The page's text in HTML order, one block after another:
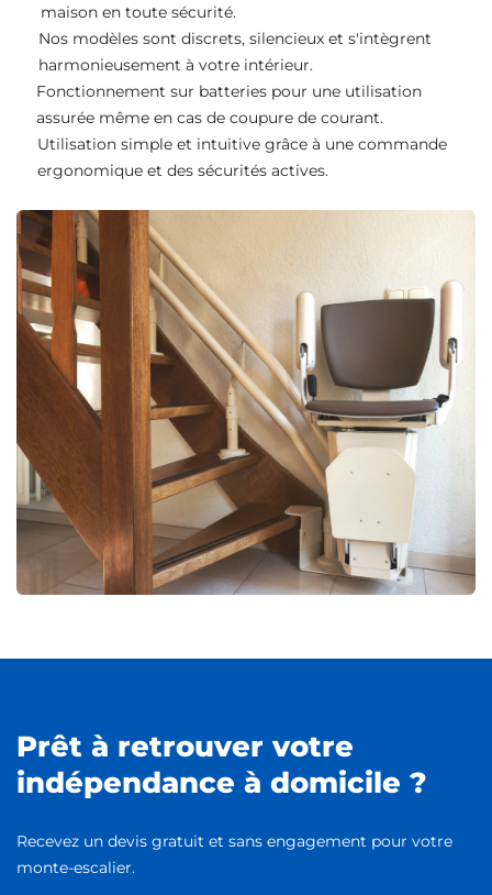
maison en toute sécurité.
Nos modèles sont discrets, silencieux et s'intègrent
harmonieusement à votre intérieur.
Fonctionnement sur batteries pour une utilisation
assurée même en cas de coupure de courant.
Utilisation simple et intuitive grâce à une commande
ergonomique et des sécurités actives.
Prêt à retrouver votre
indépendance à domicile ?
Recevez un devis gratuit et sans engagement pour votre
monte-escalier.